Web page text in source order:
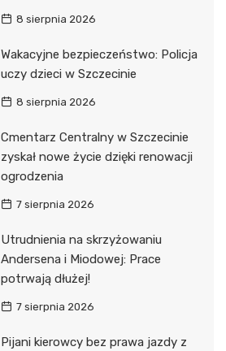
8 sierpnia 2026
Wakacyjne bezpieczeństwo: Policja
uczy dzieci w Szczecinie
8 sierpnia 2026
Cmentarz Centralny w Szczecinie
zyskał nowe życie dzięki renowacji
ogrodzenia
7 sierpnia 2026
Utrudnienia na skrzyżowaniu
Andersena i Miodowej: Prace
potrwają dłużej!
7 sierpnia 2026
Pijani kierowcy bez prawa jazdy z